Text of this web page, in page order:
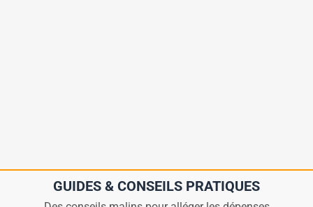
GUIDES & CONSEILS PRATIQUES